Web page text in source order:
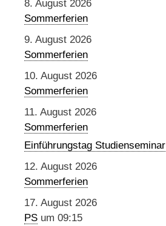
8. August 2026
Sommerferien
9. August 2026
Sommerferien
10. August 2026
Sommerferien
11. August 2026
Sommerferien
Einführungstag Studienseminar
12. August 2026
Sommerferien
17. August 2026
PS um 09:15